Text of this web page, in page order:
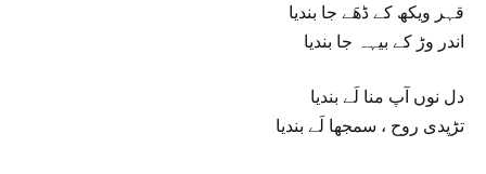
قہر ویکھ کے ڈھَے جا بندیا
اندر وڑ کے بیہہ جا بندیا
دل نوں آپ منا لَے بندیا
تڑپدی روح ، سمجھا لَے بندیا